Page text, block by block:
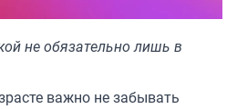
не обязательно лишь в
важно не забывать